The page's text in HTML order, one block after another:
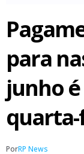
para
junho
PorRP News